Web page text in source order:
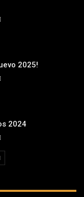
2025!
2024